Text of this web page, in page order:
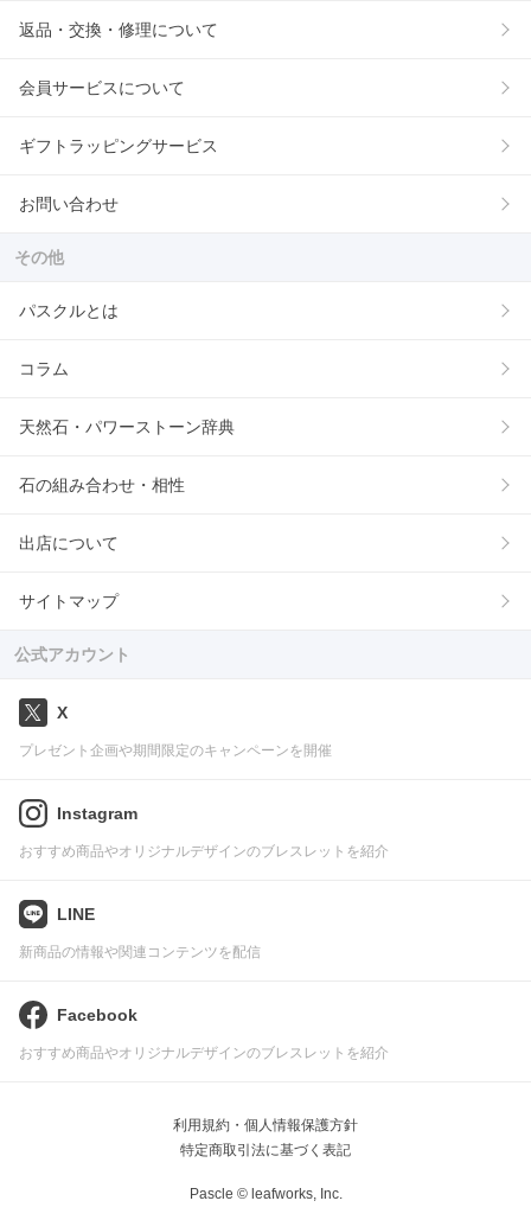
返品・交換・修理について
会員サービスについて
ギフトラッピングサービス
お問い合わせ
その他
パスクルとは
コラム
天然石・パワーストーン辞典
石の組み合わせ・相性
出店について
サイトマップ
公式アカウント
X
プレゼント企画や期間限定のキャンペーンを開催
Instagram
おすすめ商品やオリジナルデザインのブレスレットを紹介
LINE
新商品の情報や関連コンテンツを配信
Facebook
おすすめ商品やオリジナルデザインのブレスレットを紹介
利用規約・個人情報保護方針
特定商取引法に基づく表記
Pascle © leafworks, Inc.